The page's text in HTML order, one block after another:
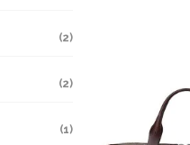
2
2
1